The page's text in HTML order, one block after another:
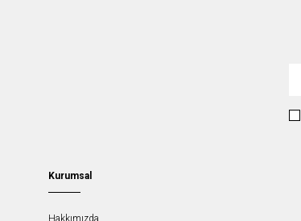
Kurumsal
Hakkımızda